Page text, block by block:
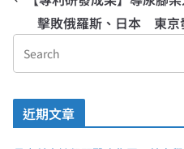
擊敗俄羅斯、日本 東京
近期文章